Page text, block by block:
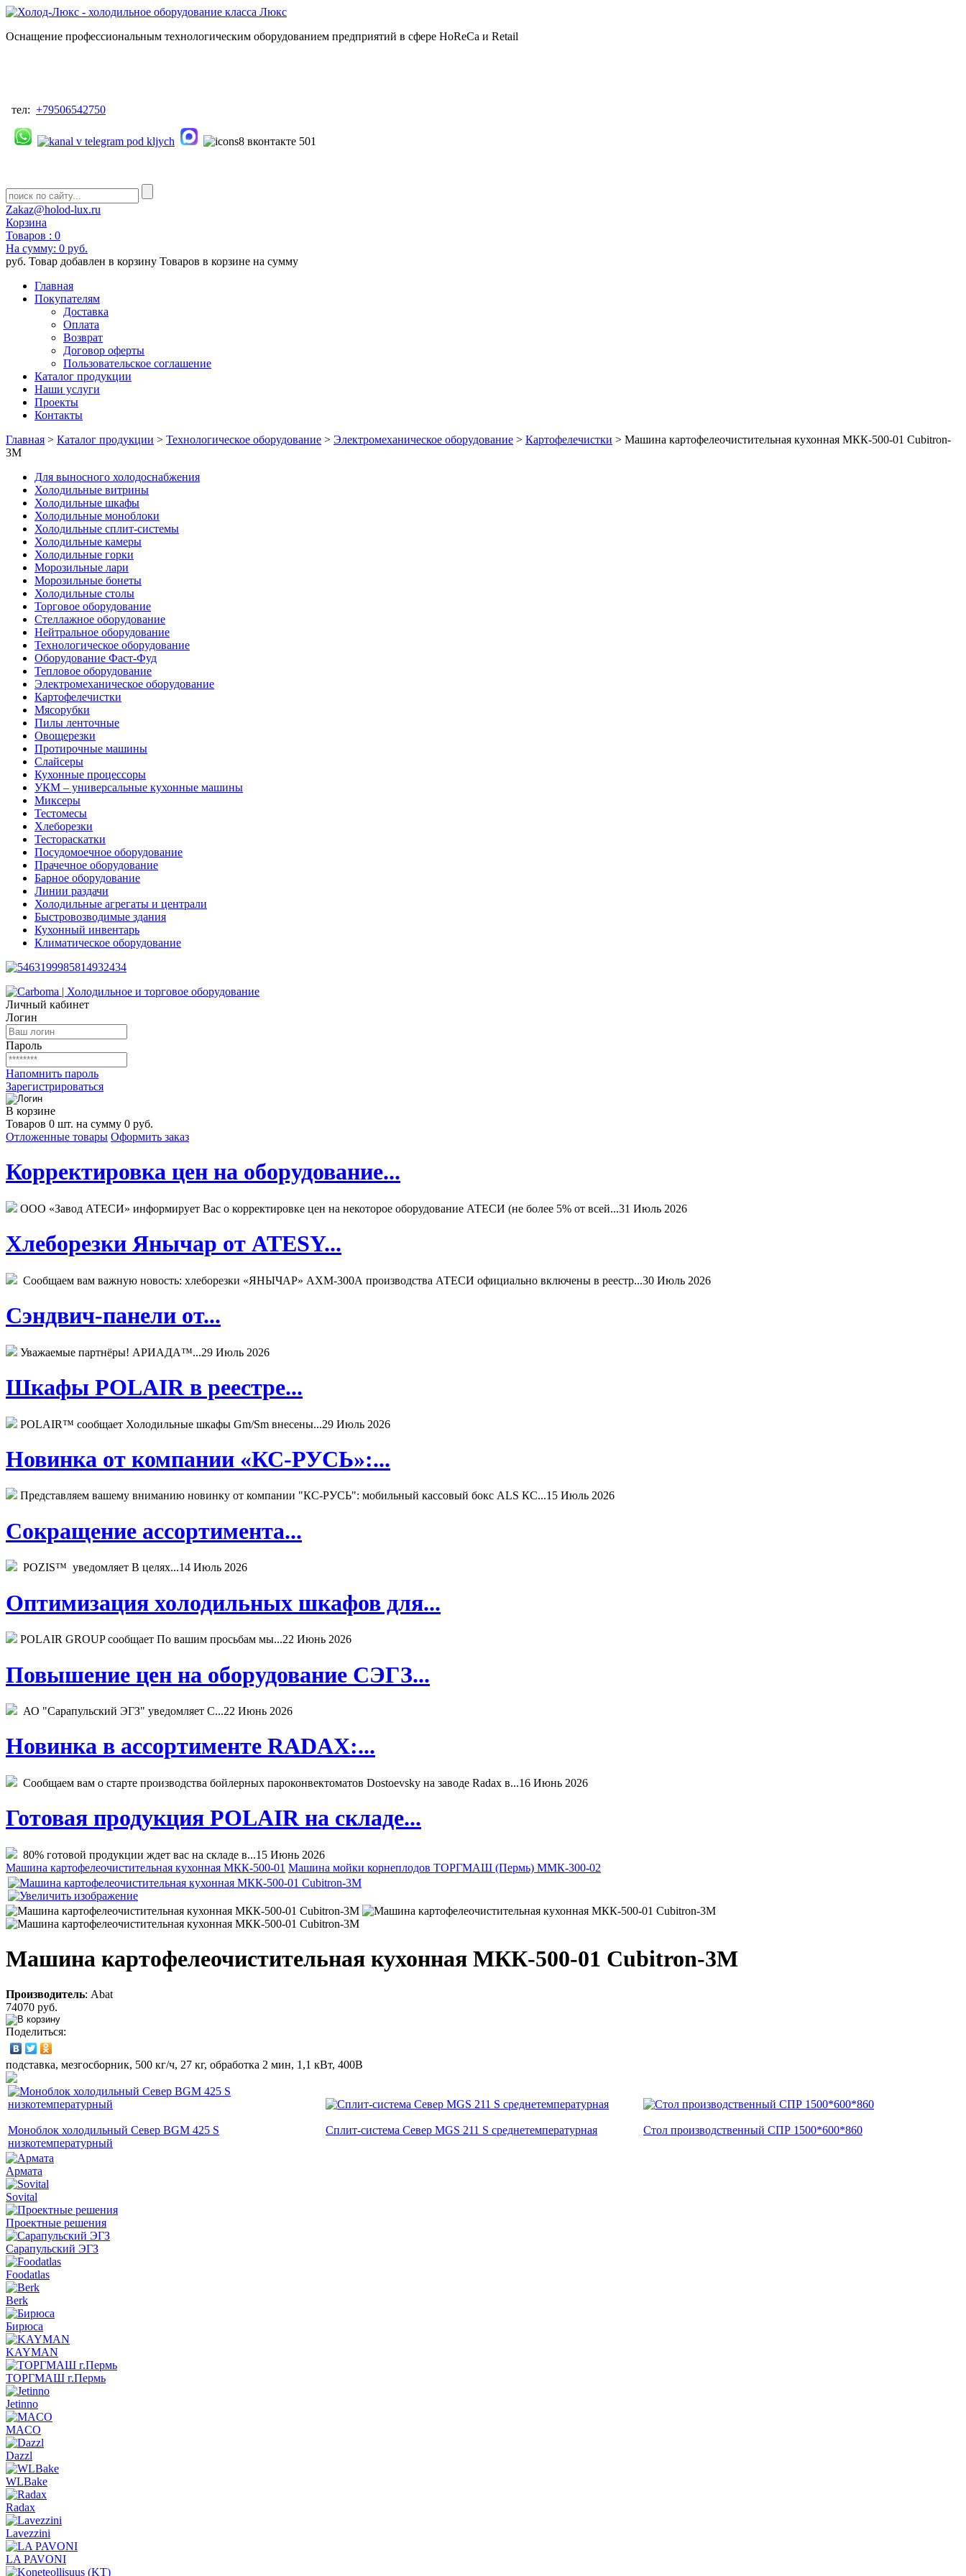
Оснащение профессиональным технологическим оборудованием предприятий в сфере HoReCa и Retail
тел: +79506542750
Zakaz@holod-lux.ru
Корзина
Товаров : 0
На сумму: 0 руб.
руб. Товар добавлен в корзину Товаров в корзине на сумму
Главная
Покупателям
Доставка
Оплата
Возврат
Договор оферты
Пользовательское соглашение
Каталог продукции
Наши услуги
Проекты
Контакты
Главная > Каталог продукции > Технологическое оборудование > Электромеханическое оборудование > Картофелечистки > Машина картофелеочистительная кухонная МКК-500-01 Cubitron-
3M
Для выносного холодоснабжения
Холодильные витрины
Холодильные шкафы
Холодильные моноблоки
Холодильные сплит-системы
Холодильные камеры
Холодильные горки
Морозильные лари
Морозильные бонеты
Холодильные столы
Торговое оборудование
Стеллажное оборудование
Нейтральное оборудование
Технологическое оборудование
Оборудование Фаст-Фуд
Тепловое оборудование
Электромеханическое оборудование
Картофелечистки
Мясорубки
Пилы ленточные
Овощерезки
Протирочные машины
Слайсеры
Кухонные процессоры
УКМ – универсальные кухонные машины
Миксеры
Тестомесы
Хлеборезки
Тестораскатки
Посудомоечное оборудование
Прачечное оборудование
Барное оборудование
Линии раздачи
Холодильные агрегаты и централи
Быстровозводимые здания
Кухонный инвентарь
Климатическое оборудование
Личный кабинет
Логин
Пароль
Напомнить пароль
Зарегистрироваться
В корзине
Товаров 0 шт. на сумму 0 руб.
Отложенные товары Оформить заказ
Корректировка цен на оборудование...
ООО «Завод АТЕСИ» информирует Вас о корректировке цен на некоторое оборудование АТЕСИ (не более 5% от всей...31 Июль 2026
Хлеборезки Янычар от ATESY...
Сообщаем вам важную новость: хлеборезки «ЯНЫЧАР» АХМ-300А производства АТЕСИ официально включены в реестр...30 Июль 2026
Сэндвич-панели от...
Уважаемые партнёры! АРИАДА™...29 Июль 2026
Шкафы POLAIR в реестре...
POLAIR™ сообщает Холодильные шкафы Gm/Sm внесены...29 Июль 2026
Новинка от компании «КС-РУСЬ»:...
Представляем вашему вниманию новинку от компании "КС-РУСЬ": мобильный кассовый бокс ALS КС...15 Июль 2026
Сокращение ассортимента...
POZIS™ уведомляет В целях...14 Июль 2026
Оптимизация холодильных шкафов для...
POLAIR GROUP сообщает По вашим просьбам мы...22 Июнь 2026
Повышение цен на оборудование СЭГЗ...
АО "Сарапульский ЭГЗ" уведомляет С...22 Июнь 2026
Новинка в ассортименте RADAX:...
Сообщаем вам о старте производства бойлерных пароконвектоматов Dostoevsky на заводе Radax в...16 Июнь 2026
Готовая продукция POLAIR на складе...
80% готовой продукции ждет вас на складе в...15 Июнь 2026
Машина картофелеочистительная кухонная МКК-500-01 Машина мойки корнеплодов ТОРГМАШ (Пермь) ММК-300-02
Машина картофелеочистительная кухонная МКК-500-01 Cubitron-3M
Производитель: Abat
74070 руб.
Поделиться:
подставка, мезгосборник, 500 кг/ч, 27 кг, обработка 2 мин, 1,1 кВт, 400В
Моноблок холодильный Север BGM 425 S
низкотемпературный
Сплит-система Cевер MGS 211 S среднетемпературная Стол производственный СПР 1500*600*860
Армата
Sovital
Проектные решения
Сарапульский ЭГЗ
Foodatlas
Berk
Бирюса
KAYMAN
ТОРГМАШ г.Пермь
Jetinno
MACO
Dazzl
WLBake
Radax
Lavezzini
LA PAVONI